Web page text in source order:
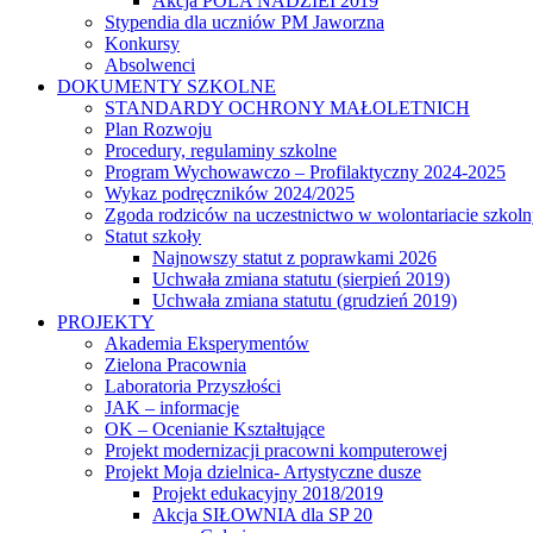
Stypendia dla uczniów PM Jaworzna
Konkursy
Absolwenci
DOKUMENTY SZKOLNE
STANDARDY OCHRONY MAŁOLETNICH
Plan Rozwoju
Procedury, regulaminy szkolne
Program Wychowawczo – Profilaktyczny 2024-2025
Wykaz podręczników 2024/2025
Zgoda rodziców na uczestnictwo w wolontariacie
Statut szkoły
Najnowszy statut z poprawkami 2026
Uchwała zmiana statutu (sierpień 2019)
Uchwała zmiana statutu (grudzień 2019)
PROJEKTY
Akademia Eksperymentów
Zielona Pracownia
Laboratoria Przyszłości
JAK – informacje
OK – Ocenianie Kształtujące
Projekt modernizacji pracowni komputerowej
Projekt Moja dzielnica- Artystyczne dusze
Projekt edukacyjny 2018/2019
Akcja SIŁOWNIA dla SP 20